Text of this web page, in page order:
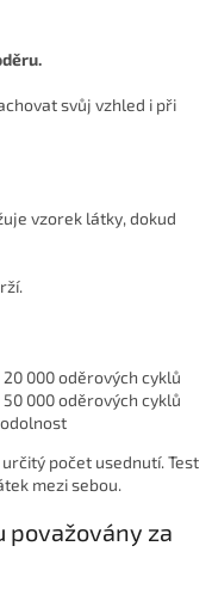
svůj vzhled i při
vzorek látky, dokud
000 oděrových cyklů
000 oděrových cyklů
počet usednutí. Test
mezi sebou.
považovány za